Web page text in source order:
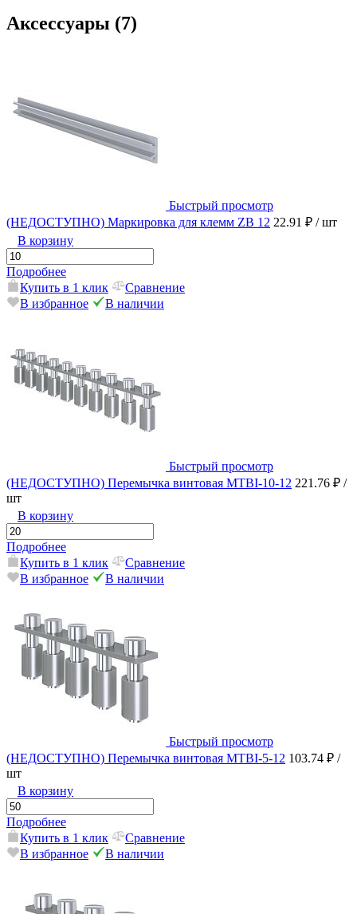
Аксессуары (7)
Быстрый просмотр
(НЕДОСТУПНО) Маркировка для клемм ZB 12 22.91 ₽ / шт
В корзину
Подробнее
Купить в 1 клик
Сравнение
В избранное
В наличии
Быстрый просмотр
(НЕДОСТУПНО) Перемычка винтовая MTBI-10-12 221.76 ₽ /
шт
В корзину
Подробнее
Купить в 1 клик
Сравнение
В избранное
В наличии
Быстрый просмотр
(НЕДОСТУПНО) Перемычка винтовая MTBI-5-12 103.74 ₽ /
шт
В корзину
Подробнее
Купить в 1 клик
Сравнение
В избранное
В наличии